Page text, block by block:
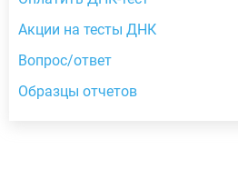
Акции на тесты ДНК
Вопрос/ответ
Образцы отчетов